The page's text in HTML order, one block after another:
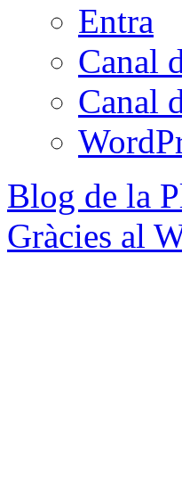
Entra
Canal
Canal
Blog de la
Gràcies al